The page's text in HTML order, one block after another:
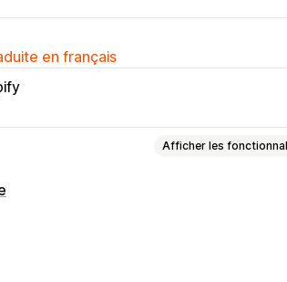
en français
Afficher les